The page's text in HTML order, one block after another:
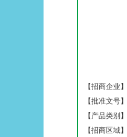
【招商企业】
【批准文号】
【产品类别】
【招商区域】